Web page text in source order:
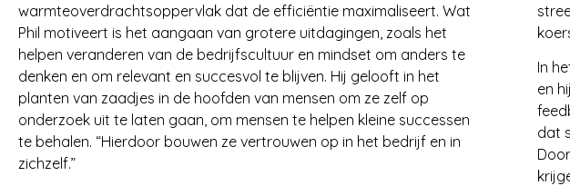
warmteoverdrachtsoppervlak dat de efficiëntie maximaliseert. Wat
Phil motiveert is het aangaan van grotere uitdagingen, zoals het
helpen veranderen van de bedrijfscultuur en mindset om anders te
denken en om relevant en succesvol te blijven. Hij gelooft in het
planten van zaadjes in de hoofden van mensen om ze zelf op
onderzoek uit te laten gaan, om mensen te helpen kleine successen
te behalen. “Hierdoor bouwen ze vertrouwen op in het bedrijf en in
zichzelf.”
In
en
dat